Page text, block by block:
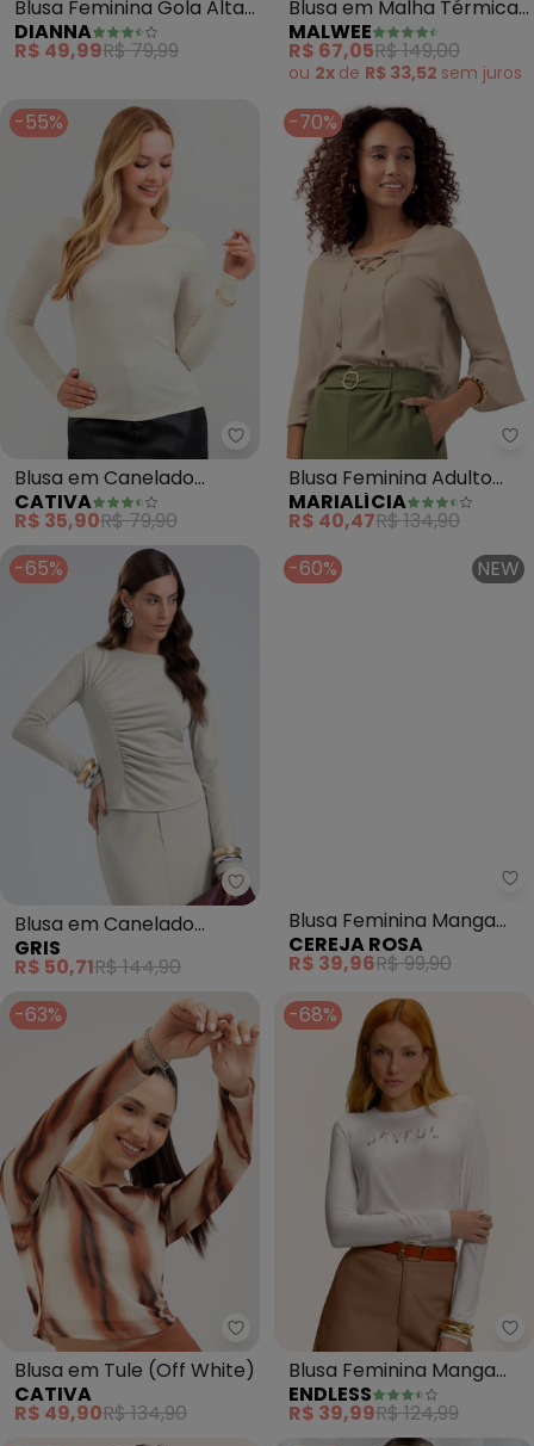
Blusa Feminina Gola Alta
Cruzada Canelada
(Bege)
DIANNA
R$ 49,99R$ 79,99
Blusa em Malha Térmica
(Bege)
MALWEE
R$ 67,05R$ 149,00
ou 2x de R$ 33,52 sem juros
-55%
Cativa - Blusa em Canelado
Blusa em Canelado
(Bege)
CATIVA
R$ 35,90R$ 79,90
-70%
Blusa Feminina Adulto
(Bege )
MARIALÍCIA
R$ 40,47R$ 134,90
-65%
Gris - Blusa em Canelado
Blusa em Canelado
Aveludado (Off White)
GRIS
R$ 50,71R$ 144,90
-60% NEW
Blusa Feminina Manga
Longa com Estampa
(Bege)
CEREJA ROSA
R$ 39,96R$ 99,90
-63%
Cativa - Blusa em Tule
Blusa em Tule (Off White)
CATIVA
R$ 49,90R$ 134,90
-68%
Blusa Feminina Manga
Longa Viscose (Bege)
ENDLESS
R$ 39,99R$ 124,99